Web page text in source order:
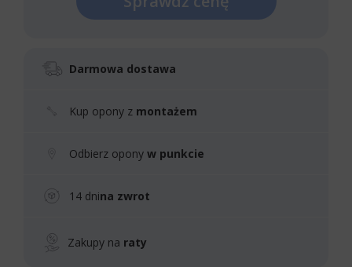
Darmowa dostawa
Kup opony z montażem
Odbierz opony w punkcie
14 dnina zwrot
Zakupy na raty